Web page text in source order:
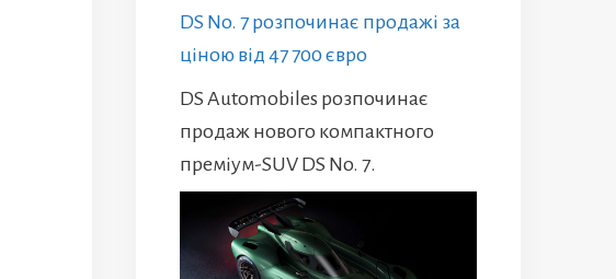
DS No. 7 розпочинає продажі за
ціною від 47 700 євро
DS Automobiles розпочинає
продаж нового компактного
преміум-SUV DS No. 7.